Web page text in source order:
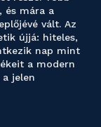
és mára a
vált. Az
újjá: hiteles,
nap mint
a modern
jelen